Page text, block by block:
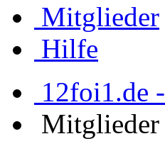
Mitglieder
Hilfe
12foi1.de
Mitglieder